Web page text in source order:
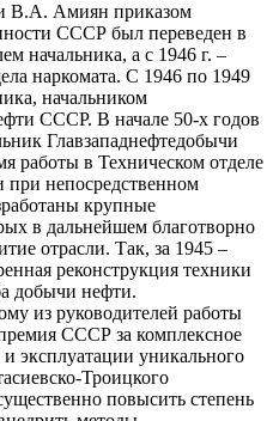
В.А. Амиян приказом
СССР был переведен в
начальника, а с 1946 г. –
наркомата. С 1946 по 1949
начальником
СССР. В начале 50-х годов
Главзападнефтедобычи
работы в Техническом отделе
непосредственном
крупные
в дальнейшем благотворно
отрасли. Так, за 1945 –
реконструкция техники
добычи нефти.
из руководителей работы
СССР за комплексное
эксплуатации уникального
Троицкого
повысить степень